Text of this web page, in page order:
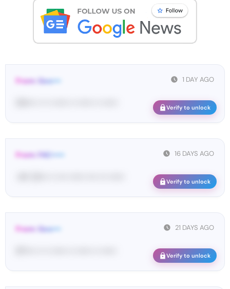
1 DAY AGO
From: Goo•••
Verify to unlock
16 DAYS AGO
From: FAC•••••
Verify to unlock
21 DAYS AGO
From: Goo•••
Verify to unlock